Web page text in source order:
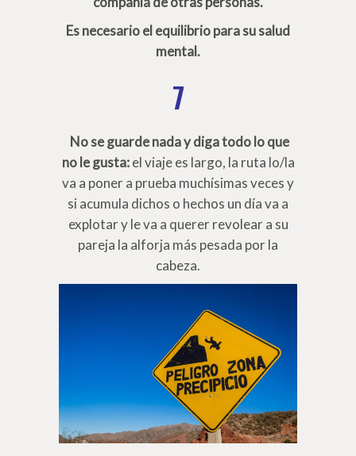
Es necesario el equilibrio para su salud
mental.
7
No se guarde nada y diga todo lo que
no le gusta:el viaje es largo, la ruta lo/la
va a poner a prueba muchísimas veces y
si acumula dichos o hechos un día va a
explotar y le va a querer revolear a su
pareja la alforja más pesada por la
cabeza.